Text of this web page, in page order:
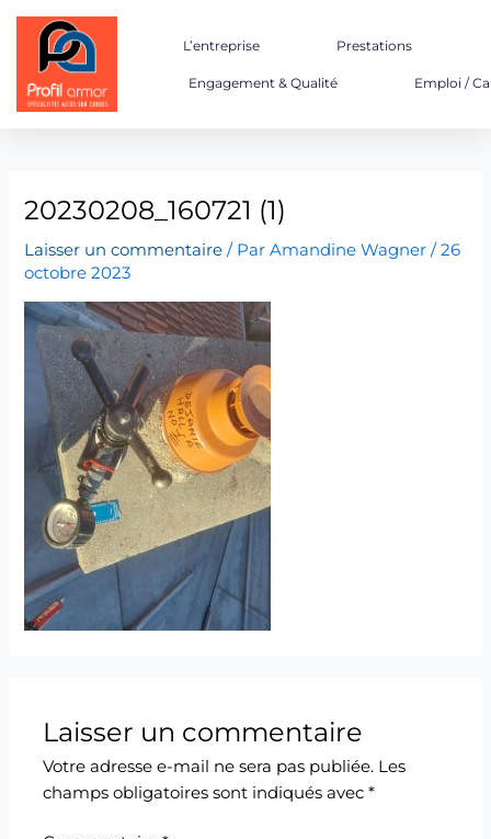
Aller
contenu
L’entreprise Prestations
Engagement & Qualité Emploi /
20230208_160721 (1)
Laisser un commentaire / ParAmandine Wagner/26
octobre 2023
Laisser un commentaire
Votre adresse e-mail ne sera pas publiée. Les
champs obligatoires sont indiqués avec*